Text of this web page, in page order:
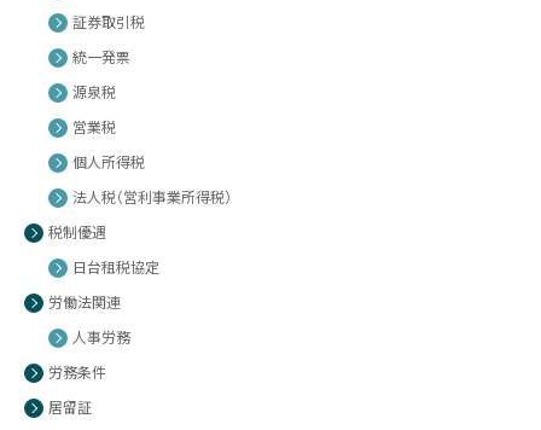
証券取引税
統一発票
源泉税
営業税
個人所得税
法人税（営利事業所得税）
税制優遇
日台租税協定
労働法関連
人事労務
労務条件
居留証